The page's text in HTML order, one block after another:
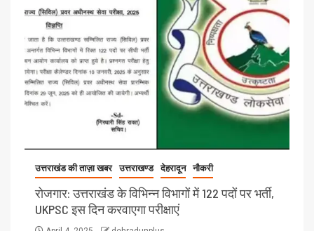
उत्तराखंड की ताज़ा खबर उत्तराखण्ड देहरादून नौकरी
रोजगार: उत्तराखंड के विभिन्न विभागों में 122 पदों पर भर्ती,
UKPSC इस दिन करवाएगा परीक्षाएं